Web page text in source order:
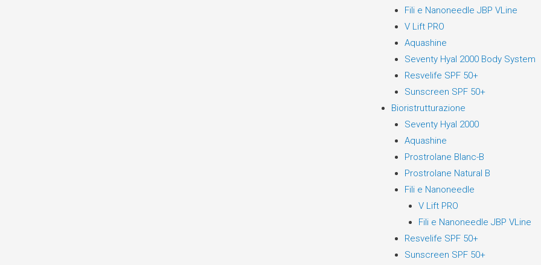
Fili e Nanoneedle JBP VLine
V Lift PRO
Aquashine
Seventy Hyal 2000 Body System
Resvelife SPF 50+
Sunscreen SPF 50+
Bioristrutturazione
Seventy Hyal 2000
Aquashine
Prostrolane Blanc-B
Prostrolane Natural B
Fili e Nanoneedle
V Lift PRO
Fili e Nanoneedle JBP VLine
Resvelife SPF 50+
Sunscreen SPF 50+